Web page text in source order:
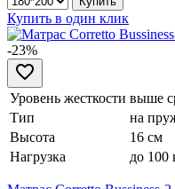
Купить в один клик
-23%
Уровень жесткости выше
Тип
на
Высота
16 см
Нагрузка
до 100